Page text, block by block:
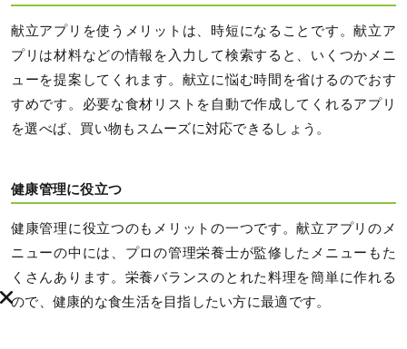
献立アプリを使うメリットは、時短になることです。献立ア
プリは材料などの情報を入力して検索すると、いくつかメニ
ューを提案してくれます。献立に悩む時間を省けるのでおす
すめです。必要な食材リストを自動で作成してくれるアプリ
を選べば、買い物もスムーズに対応できるしょう。
健康管理に役立つ
健康管理に役立つのもメリットの一つです。献立アプリのメ
ニューの中には、プロの管理栄養士が監修したメニューもた
くさんあります。栄養バランスのとれた料理を簡単に作れる
ので、健康的な食生活を目指したい方に最適です。